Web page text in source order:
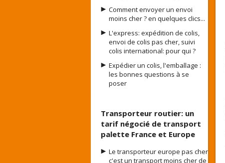
Comment envoyer un envoi
moins cher ? en quelques clics...
L'express: expédition de colis,
envoi de colis pas cher, suivi
colis international: pour qui ?
Expédier un colis, l'emballage :
les bonnes questions à se
poser
Transporteur routier: un
tarif négocié de transport
palette France et Europe
Le transporteur europe pas cher
c'est un transport moins cher de